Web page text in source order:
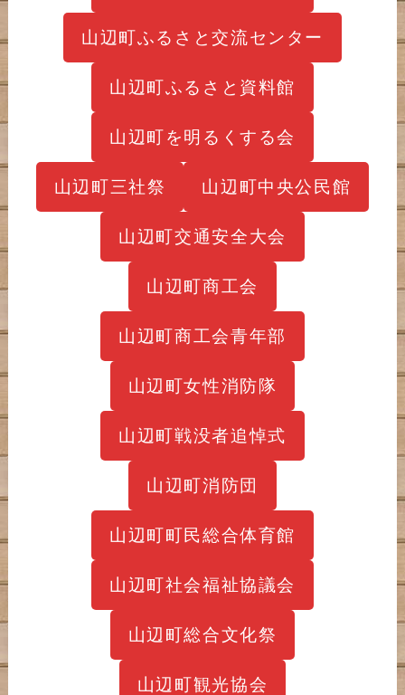
山辺町ふるさと交流センター
山辺町ふるさと資料館
山辺町を明るくする会
山辺町三社祭 山辺町中央公民館
山辺町交通安全大会
山辺町商工会
山辺町商工会青年部
山辺町女性消防隊
山辺町戦没者追悼式
山辺町消防団
山辺町町民総合体育館
山辺町社会福祉協議会
山辺町総合文化祭
山辺町観光協会